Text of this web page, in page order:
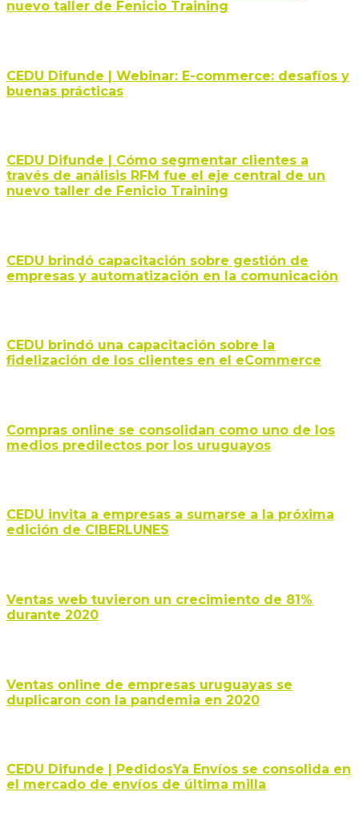
nuevo taller de Fenicio Training
CEDU Difunde | Webinar: E-commerce: desafíos y
buenas prácticas
CEDU Difunde | Cómo segmentar clientes a
través de análisis RFM fue el eje central de un
nuevo taller de Fenicio Training
CEDU brindó capacitación sobre gestión de
empresas y automatización en la comunicación
CEDU brindó una capacitación sobre la
fidelización de los clientes en el eCommerce
Compras online se consolidan como uno de los
medios predilectos por los uruguayos
CEDU invita a empresas a sumarse a la próxima
edición de CIBERLUNES
Ventas web tuvieron un crecimiento de 81%
durante 2020
Ventas online de empresas uruguayas se
duplicaron con la pandemia en 2020
CEDU Difunde | PedidosYa Envíos se consolida en
el mercado de envíos de última milla